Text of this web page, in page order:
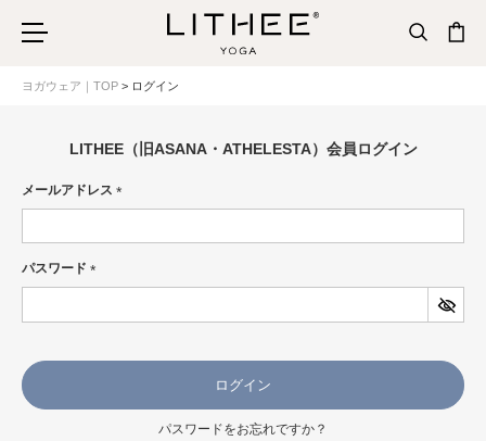
ヨガウェア｜TOP ログイン
LITHEE（旧ASANA・ATHELESTA）会員ログイン
メールアドレス
(必
パスワード
(必
ログイン
パスワードをお忘れですか？